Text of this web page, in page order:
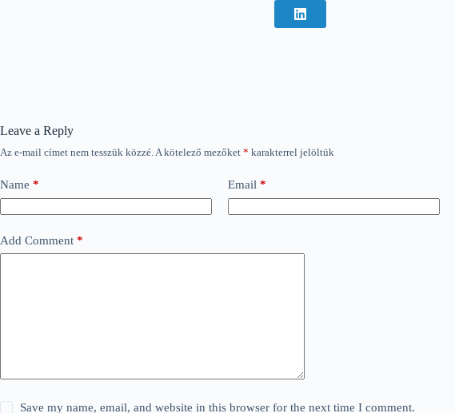
Leave a Reply
Az e-mail címet nem tesszük közzé.A kötelező mezőket * karakterrel jelöltük
Name * Email *
Add Comment *
Save my name, email, and website in this browser for the next time I comment.